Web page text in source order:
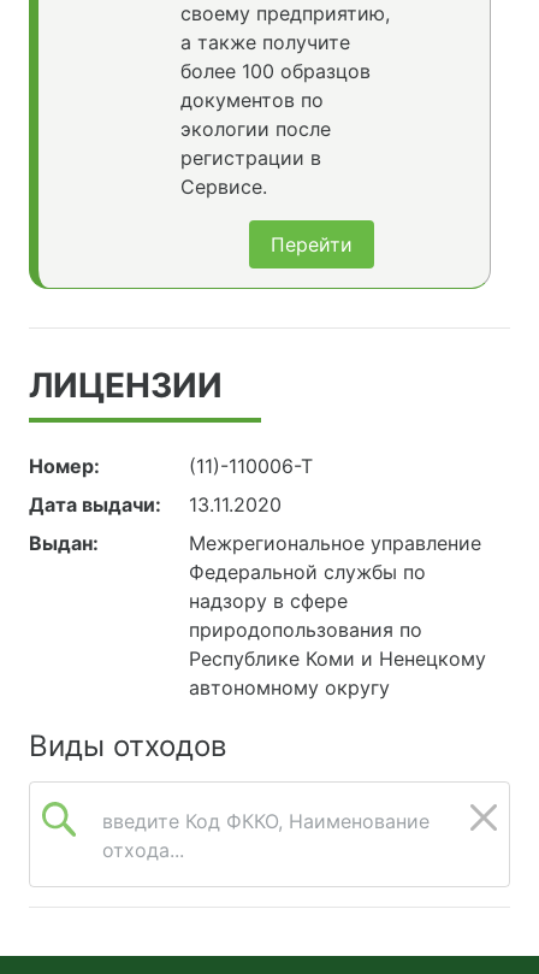
своему предприятию,
а также получите
более 100 образцов
документов по
экологии после
регистрации в
Сервисе.
Перейти
ЛИЦЕНЗИИ
Номер:
(11)-110006-Т
Дата выдачи:
13.11.2020
Выдан:
Межрегиональное управление
Федеральной службы по
надзору в сфере
природопользования по
Республике Коми и Ненецкому
автономному округу
Виды отходов
введите Код ФККО, Наименование
отхода...